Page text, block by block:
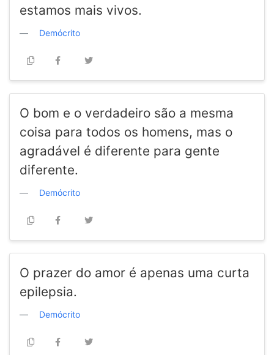
estamos mais vivos.
Demócrito
O bom e o verdadeiro são a mesma
coisa para todos os homens, mas o
agradável é diferente para gente
diferente.
Demócrito
O prazer do amor é apenas uma curta
epilepsia.
Demócrito